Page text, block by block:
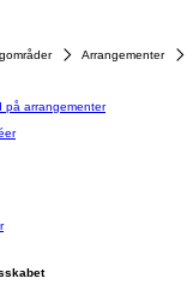
Arrangementer
på arrangementer